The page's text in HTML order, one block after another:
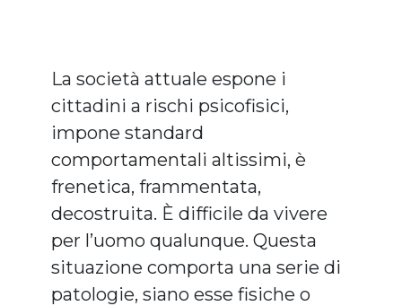
La società attuale espone i
cittadini a rischi psicofisici,
impone standard
comportamentali altissimi, è
frenetica, frammentata,
decostruita. È difficile da vivere
per l’uomo qualunque. Questa
situazione comporta una serie di
patologie, siano esse fisiche o